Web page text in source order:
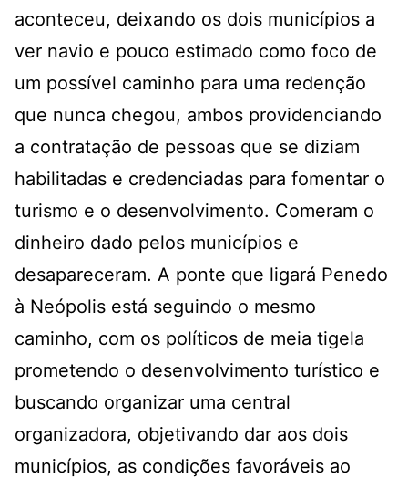
aconteceu, deixando os dois municípios a
ver navio e pouco estimado como foco de
um possível caminho para uma redenção
que nunca chegou, ambos providenciando
a contratação de pessoas que se diziam
habilitadas e credenciadas para fomentar o
turismo e o desenvolvimento. Comeram o
dinheiro dado pelos municípios e
desapareceram. A ponte que ligará Penedo
à Neópolis está seguindo o mesmo
caminho, com os políticos de meia tigela
prometendo o desenvolvimento turístico e
buscando organizar uma central
organizadora, objetivando dar aos dois
municípios, as condições favoráveis ao